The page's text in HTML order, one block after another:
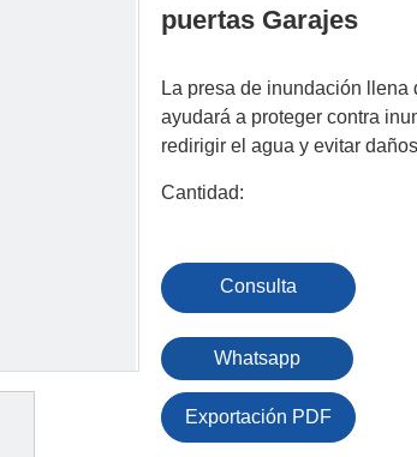
puertas Garajes
La presa de inundación
ayudará a proteger contra
redirigir el agua y evitar
Cantidad:
Consulta
Whatsapp
Exportación PDF